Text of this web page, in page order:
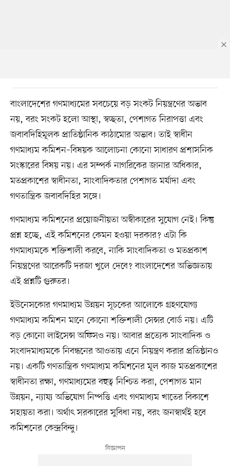
বাংলাদেশের গণমাধ্যমের সবচেয়ে বড় সংকট নিয়ন্ত্রণের অভাব
নয়, বরং সংকট হলো আস্থা, স্বচ্ছতা, পেশাগত নিরাপত্তা এবং
জবাবদিহিমূলক প্রাতিষ্ঠানিক কাঠামোর অভাব। তাই স্বাধীন
গণমাধ্যম কমিশন–বিষয়ক আলোচনা কোনো সাধারণ প্রশাসনিক
সংস্কারের বিষয় নয়। এর সম্পর্ক নাগরিকের জানার অধিকার,
মতপ্রকাশের স্বাধীনতা, সাংবাদিকতার পেশাগত মর্যাদা এবং
গণতান্ত্রিক জবাবদিহির সঙ্গে।
গণমাধ্যম কমিশনের প্রয়োজনীয়তা অস্বীকারের সুযোগ নেই। কিন্তু
প্রশ্ন হচ্ছে, এই কমিশনের কেমন হওয়া দরকার? এটা কি
গণমাধ্যমকে শক্তিশালী করবে, নাকি সাংবাদিকতা ও মতপ্রকাশ
নিয়ন্ত্রণের আরেকটি দরজা খুলে দেবে? বাংলাদেশের অভিজ্ঞতায়
এই প্রশ্নটি গুরুতর।
ইউনেসকোর গণমাধ্যম উন্নয়ন সূচকের আলোকে গ্রহণযোগ্য
গণমাধ্যম কমিশন মানে কোনো শক্তিশালী সেন্সর বোর্ড নয়। এটি
বড় কোনো লাইসেন্স অফিসও নয়। আবার প্রত্যেক সাংবাদিক ও
সংবাদমাধ্যমকে নিবন্ধনের আওতায় এনে নিয়ন্ত্রণ করার প্রতিষ্ঠানও
নয়। একটি গণতান্ত্রিক গণমাধ্যম কমিশনের মূল কাজ মতপ্রকাশের
স্বাধীনতা রক্ষা, গণমাধ্যমের বহুত্ব নিশ্চিত করা, পেশাগত মান
উন্নয়ন, ন্যায্য অভিযোগ নিষ্পত্তি এবং গণমাধ্যম খাতের বিকাশে
সহায়তা করা। অর্থাৎ সরকারের সুবিধা নয়, বরং জনস্বার্থই হবে
কমিশনের কেন্দ্রবিন্দু।